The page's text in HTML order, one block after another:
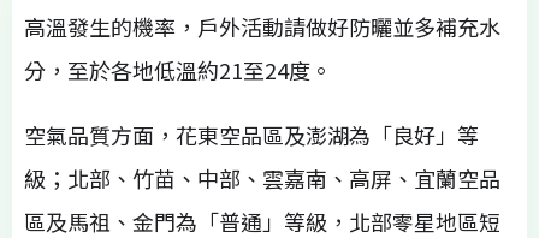
高溫發生的機率，戶外活動請做好防曬並多補充水
分，至於各地低溫約21至24度。
空氣品質方面，花東空品區及澎湖為「良好」等
級；北部、竹苗、中部、雲嘉南、高屏、宜蘭空品
區及馬祖、金門為「普通」等級，北部零星地區短